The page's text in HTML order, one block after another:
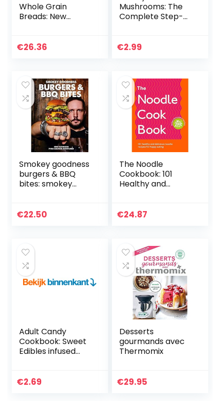
Whole Grain
Breads: New
Flavor [A Baking
€26.36
Mushrooms: The
Complete Step-
Psychedelic Magic
€2.99
Smokey goodness
burgers & BBQ
bites: smokey
€22.50
The Noodle
Cookbook: 101
Healthy and
Eating
€24.87
Adult Candy
Cookbook: Sweet
Edibles infused
Liquor, Whiskey,
€2.69
Desserts
gourmands avec
Thermomix
€29.95